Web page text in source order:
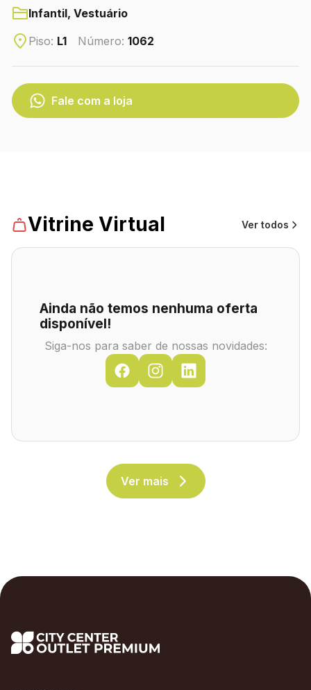
(41) 3216-1700
WhatsApp
Infantil, Vestuário
Piso: L1 Número: 1062
Fale com a loja
Vitrine Virtual Ver todos
Ainda não temos nenhuma oferta
disponível!
Siga-nos para saber de nossas novidades:
Ver mais